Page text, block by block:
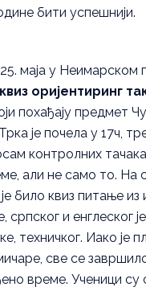
бити успешнији.
маја у Неимарcком
квиз оријентиринг
похађају предмет
је почела у 17ч,
контролних
али не само то. На
било квиз питање из
српског и енглеског
техничког. Иако је
све се
време. Ученици су